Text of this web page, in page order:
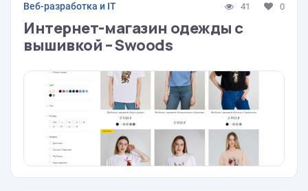
Веб-разработка и IT 41 0
Интернет-магазин одежды с
вышивкой – Swoods